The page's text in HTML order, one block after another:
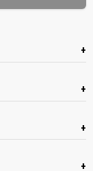
+
+
+
+